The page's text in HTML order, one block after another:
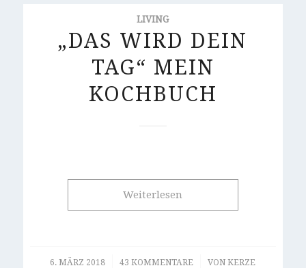
LIVING
„DAS WIRD DEIN
TAG“ MEIN
KOCHBUCH
Weiterlesen
6. MÄRZ 2018
/ 43 KOMMENTARE
/ VONKERZE